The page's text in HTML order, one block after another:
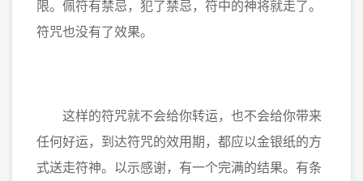
限。佩符有禁忌，犯了禁忌，符中的神将就走了。
符咒也没有了效果。
这样的符咒就不会给你转运，也不会给你带来
任何好运，到达符咒的效用期，都应以金银纸的方
式送走符神。以示感谢，有一个完满的结果。有条